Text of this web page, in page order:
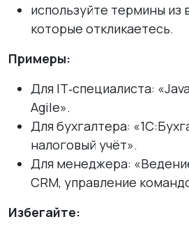
используйте термины из
которые откликаетесь.
Примеры:
Для IT‑специалиста:
Agile».
Для бухгалтера:
налоговый учёт».
Для менеджера:
CRM, управление
Избегайте: